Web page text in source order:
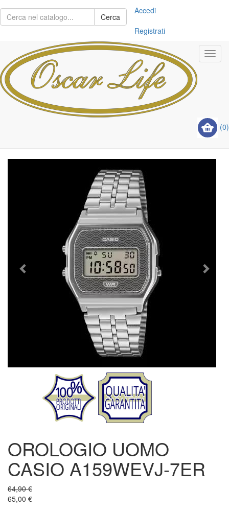
Cerca
Accedi
Registrati
(0)
OROLOGIO UOMO
CASIO A159WEVJ-7ER
64,90 €
65,00 €